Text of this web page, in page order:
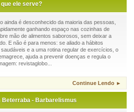
ele serve?
ainda é desconhecido da maioria das pessoas,
ganhando espaço nas cozinhas de
mão de alimentos saborosos, sem deixar a
E não é para menos: se aliado a hábitos
e a uma rotina regular de exercícios, o
ajuda a prevenir doenças e regula o
revistaglobo...
Continue Lendo ►
Beterraba - Barbarelismus